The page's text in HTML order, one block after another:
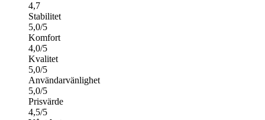
4,7
Stabilitet
5,0/5
Komfort
4,0/5
Kvalitet
5,0/5
Användarvänlighet
5,0/5
Prisvärde
4,5/5